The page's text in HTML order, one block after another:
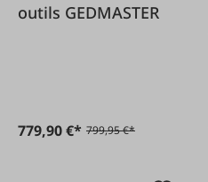
outils GEDMASTER
779,90 €* 799,95 €*